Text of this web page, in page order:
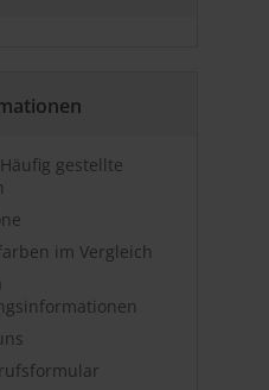
Häufig gestellte
im Vergleich